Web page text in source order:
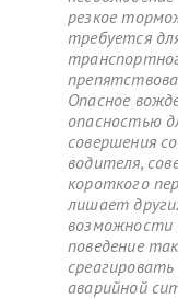
резкое
требуется
Опасное
опасностью
совершения
водителя,
короткого
лишает
возможности
поведение
аварийной